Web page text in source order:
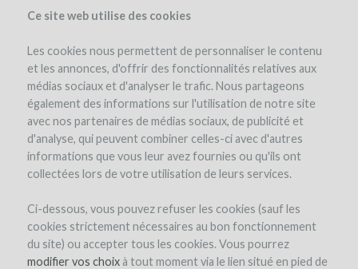
Ce site web utilise des cookies
Les cookies nous permettent de personnaliser le contenu
et les annonces, d'offrir des fonctionnalités relatives aux
médias sociaux et d'analyser le trafic. Nous partageons
également des informations sur l'utilisation de notre site
avec nos partenaires de médias sociaux, de publicité et
d'analyse, qui peuvent combiner celles-ci avec d'autres
informations que vous leur avez fournies ou qu'ils ont
collectées lors de votre utilisation de leurs services.
Ci-dessous, vous pouvez refuser les cookies (sauf les
cookies strictement nécessaires au bon fonctionnement
du site) ou accepter tous les cookies. Vous pourrez
modifier vos choixà tout moment via le lien situé en pied de
INSCRIPTION